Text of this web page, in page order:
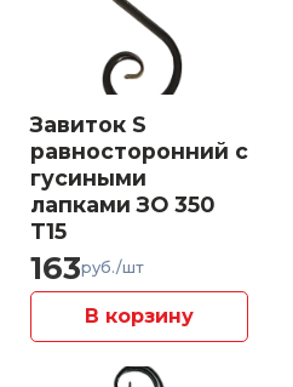
Завиток S
равносторонний с
гусиными
лапками ЗО 350
Т15
163руб./шт
В корзину